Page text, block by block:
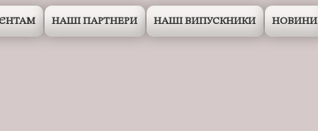
НАШІ ПАРТНЕРИ НАШІ ВИПУСКНИКИ НОВИНИ